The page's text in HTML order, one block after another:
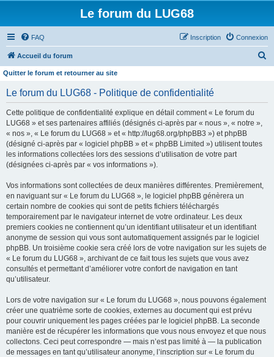
Le forum du LUG68
FAQ Connexion
Inscription
Accueil du forum
Quitter le forum et retourner au site
Le forum du LUG68 - Politique de confidentialité
Cette politique de confidentialité explique en détail comment « Le forum du
LUG68 » et ses partenaires affiliés (désignés ci-après par « nous », « notre »,
« nos », « Le forum du LUG68 » et « http://lug68.org/phpBB3 ») et phpBB
(désigné ci-après par « logiciel phpBB » et « phpBB Limited ») utilisent toutes
les informations collectées lors des sessions d’utilisation de votre part
(désignées ci-après par « vos informations »).
Vos informations sont collectées de deux manières différentes. Premièrement,
en naviguant sur « Le forum du LUG68 », le logiciel phpBB génèrera un
certain nombre de cookies qui sont de petits fichiers téléchargés
temporairement par le navigateur internet de votre ordinateur. Les deux
premiers cookies ne contiennent qu’un identifiant utilisateur et un identifiant
anonyme de session qui vous sont automatiquement assignés par le logiciel
phpBB. Un troisième cookie sera créé lors de votre navigation sur les sujets de
« Le forum du LUG68 », archivant de ce fait tous les sujets que vous avez
consultés et permettant d’améliorer votre confort de navigation en tant
qu’utilisateur.
Lors de votre navigation sur « Le forum du LUG68 », nous pouvons également
créer une quatrième sorte de cookies, externes au document qui est prévu
pour couvrir uniquement les pages créées par le logiciel phpBB. La seconde
manière est de récupérer les informations que vous nous envoyez et que nous
collectons. Ceci peut correspondre — mais n’est pas limité à — la publication
de messages en tant qu’utilisateur anonyme, l’inscription sur « Le forum du